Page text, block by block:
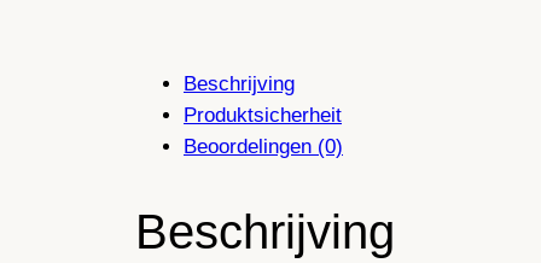
Beschrijving
Produktsicherheit
Beoordelingen (0)
Beschrijving